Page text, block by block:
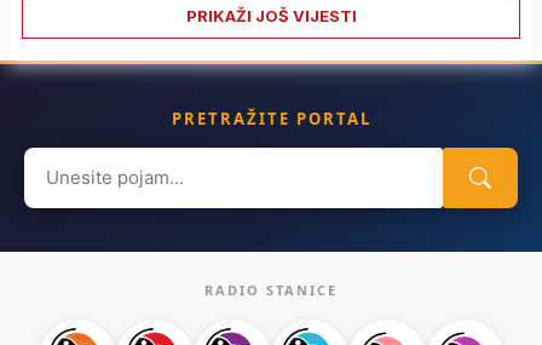
PRIKAŽI JOŠ VIJESTI
PRETRAŽITE PORTAL
Search
for:
RADIO STANICE